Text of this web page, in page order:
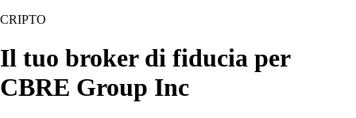
CRIPTO
Il tuo broker di fiducia per
CBRE Group Inc